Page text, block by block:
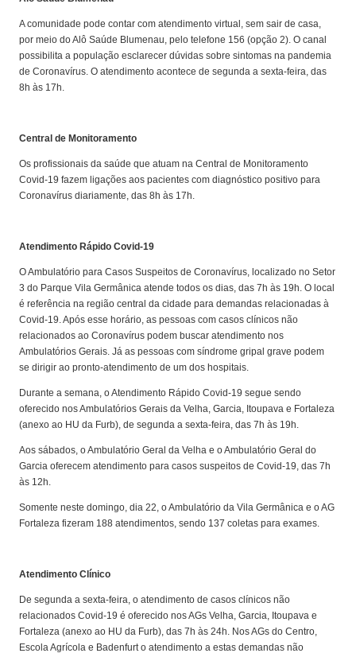
A comunidade pode contar com atendimento virtual, sem sair de casa,
por meio do Alô Saúde Blumenau, pelo telefone 156 (opção 2). O canal
possibilita a população esclarecer dúvidas sobre sintomas na pandemia
de Coronavírus. O atendimento acontece de segunda a sexta-feira, das
8h às 17h.
Central de Monitoramento
Os profissionais da saúde que atuam na Central de Monitoramento
Covid-19 fazem ligações aos pacientes com diagnóstico positivo para
Coronavírus diariamente, das 8h às 17h.
Atendimento Rápido Covid-19
O Ambulatório para Casos Suspeitos de Coronavírus, localizado no Setor
3 do Parque Vila Germânica atende todos os dias, das 7h às 19h. O local
é referência na região central da cidade para demandas relacionadas à
Covid-19. Após esse horário, as pessoas com casos clínicos não
relacionados ao Coronavírus podem buscar atendimento nos
Ambulatórios Gerais. Já as pessoas com síndrome gripal grave podem
se dirigir ao pronto-atendimento de um dos hospitais.
Durante a semana, o Atendimento Rápido Covid-19 segue sendo
oferecido nos Ambulatórios Gerais da Velha, Garcia, Itoupava e Fortaleza
(anexo ao HU da Furb), de segunda a sexta-feira, das 7h às 19h.
Aos sábados, o Ambulatório Geral da Velha e o Ambulatório Geral do
Garcia oferecem atendimento para casos suspeitos de Covid-19, das 7h
às 12h.
Somente neste domingo, dia 22, o Ambulatório da Vila Germânica e o AG
Fortaleza fizeram 188 atendimentos, sendo 137 coletas para exames.
Atendimento Clínico
De segunda a sexta-feira, o atendimento de casos clínicos não
relacionados Covid-19 é oferecido nos AGs Velha, Garcia, Itoupava e
Fortaleza (anexo ao HU da Furb), das 7h às 24h. Nos AGs do Centro,
Escola Agrícola e Badenfurt o atendimento a estas demandas não